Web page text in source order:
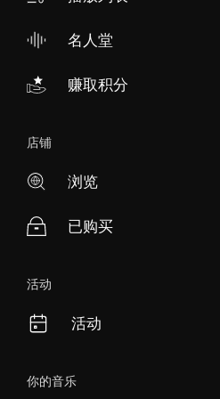
名人堂
赚取积分
店铺
浏览
已购买
活动
活动
你的音乐